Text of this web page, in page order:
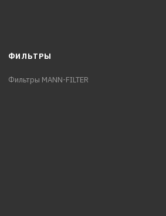
ФИЛЬТРЫ
Фильтры MANN-FILTER